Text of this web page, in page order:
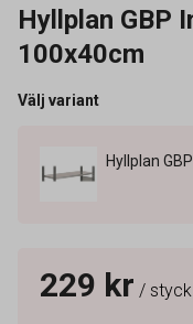
Hyllplan GBP
100x40cm
Välj variant
Hyllplan
229 kr / styck